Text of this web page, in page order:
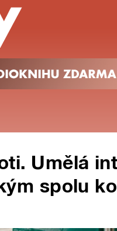
Umělá
spolu